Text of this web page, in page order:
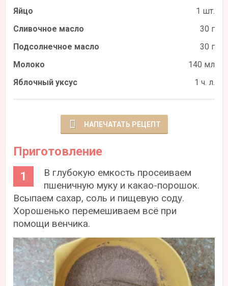
Яйцо
1 шт.
Сливочное масло
30 г
Подсолнечное масло
30 г
Молоко
140 мл
Яблочный уксус
1 ч. л.
НАПЕЧАТАТЬ РЕЦЕПТ
Приготовление
В глубокую емкость просеиваем
пшеничную муку и какао-порошок.
Всыпаем сахар, соль и пищевую соду.
Хорошенько перемешиваем всё при
помощи венчика.